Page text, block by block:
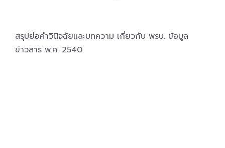
สรุปย่อคำวินิจฉัยและบทความ เกี่ยวกับ พรบ. ข้อมูล
ข่าวสาร พ.ศ. 2540